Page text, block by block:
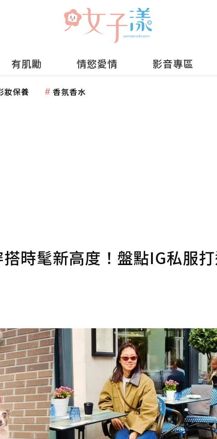
有肌勵 情慾愛情 影音專區
妝保養 香氛香水
時髦新高度！盤點IG私服